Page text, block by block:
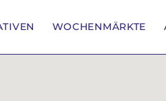
WOCHENMÄRKTE